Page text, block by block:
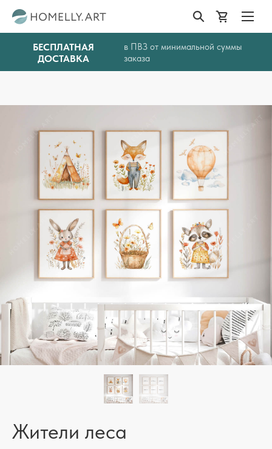
БЕСПЛАТНАЯ
ДОСТАВКА
в ПВЗ от минимальной суммы
заказа
Жители леса